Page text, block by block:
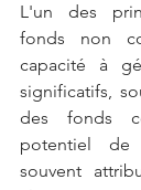
L'un des
fonds non
capacité à
significatifs,
des fonds
potentiel de
souvent